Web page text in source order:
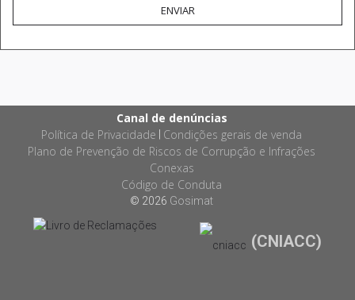
ENVIAR
Canal de denúncias
Política de Privacidade Condições gerais de venda
Plano de Prevenção de Riscos de Corrupção e Infrações
Conexas
Código de Conduta
© 2026 Gosimat
(CNIACC)